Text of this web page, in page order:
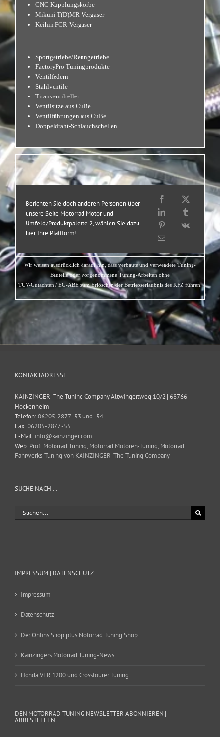
CNC Kupplungskörbe
Mikuni T(D)MR-Vergaser
Keihin FCR-Vergaser
Sportgetriebe/Renngetriebe
FactoryPro Tuningprodukte
Ventilfedern
Stahlventile
Titanventilteller
Ventilsitze aus CuBe
Ventilführungen aus CuBe
Doppeldraht-Schlauchschellen
Berichten Sie doch anderen Personen über
unsere Seite Motorrad Motor und
Umfeld/Produktpalette 2, wählen Sie dazu
hier Ihre Plattform!
Wir weisen ausdrücklich darauf hin, dass verbaute und verwendete Tuning-
Bauteile oder vorgenommene Tuning-Arbeiten ohne
TÜV-Gutachten / EG-ABE zum Erlöschen der Betriebserlaubnis des KFZ führen.
KONTAKTADRESSE:
KAINZINGER -The Tuning Company Altwingertweg 10/2 | 68766
Hockenheim
Telefon:06205-2877 -53 und -54
Fax:06205-2877 -55
E-Mail: info@kainzinger.com
Web: Profi Motorrad Tuning, Motorrad Motoren-Tuning, Motorrad
Fahrwerks-Tuning von KAINZINGER -The Tuning Company
SUCHE NACH …
Suche
nach:
IMPRESSUM | DATENSCHUTZ
Impressum
Datenschutz
Der Öhlins Shop plus Motorrad Tuning Shop
Kainzingers Motorrad Tuning-News
Honda VFR 1200 und Crosstourer Tuning
DEN MOTORRAD TUNING NEWSLETTER ABONNIEREN |
ABBESTELLEN